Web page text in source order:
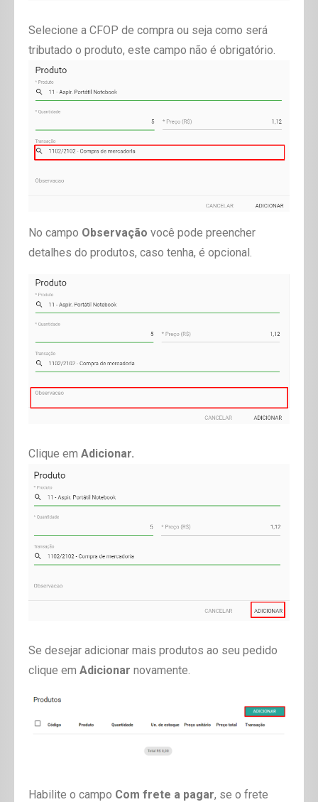
Selecione a CFOP de compra ou seja como será
tributado o produto, este campo não é obrigatório.
No campo Observação você pode preencher
detalhes do produtos, caso tenha, é opcional.
Clique em Adicionar.
Se desejar adicionar mais produtos ao seu pedido
clique em Adicionar novamente.
Habilite o campo Com frete a pagar, se o frete